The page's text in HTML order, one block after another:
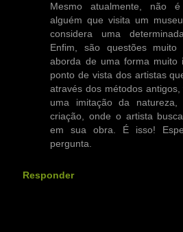
Mesmo atualmente, não
alguém que visita um
considera uma
Enfim, são questões
aborda de uma forma muito
ponto de vista dos artistas
através dos métodos
uma imitação da
criação, onde o artista
em sua obra. É isso!
pergunta.
Responder